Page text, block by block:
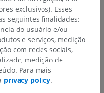
integrantia>
cutâneos>
sudoríparas>
exclusivos). Esses
seguintes finalidades:
do usuário e/ou
e serviços, medição
com redes sociais,
medição de
Para mais
privacy policy.